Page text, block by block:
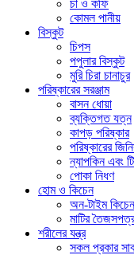
চা ও কফি
কোমল পানীয়
বিস্কুট
চিপস
পপুলার বিস্কুট
মুরি চিরা চানাচুর
পরিষ্কারের সরঞ্জাম
বাসন ধোয়া
ব্যক্তিগত যত্ন
কাপড় পরিষ্কার
পরিষ্কারের
ন্যাপকিন এবং
পোকা নিধণ
হোম ও কিচেন
অন-টাইম কিচেন
মাটির
শরীলের যন্ত্র
সকল প্রকার